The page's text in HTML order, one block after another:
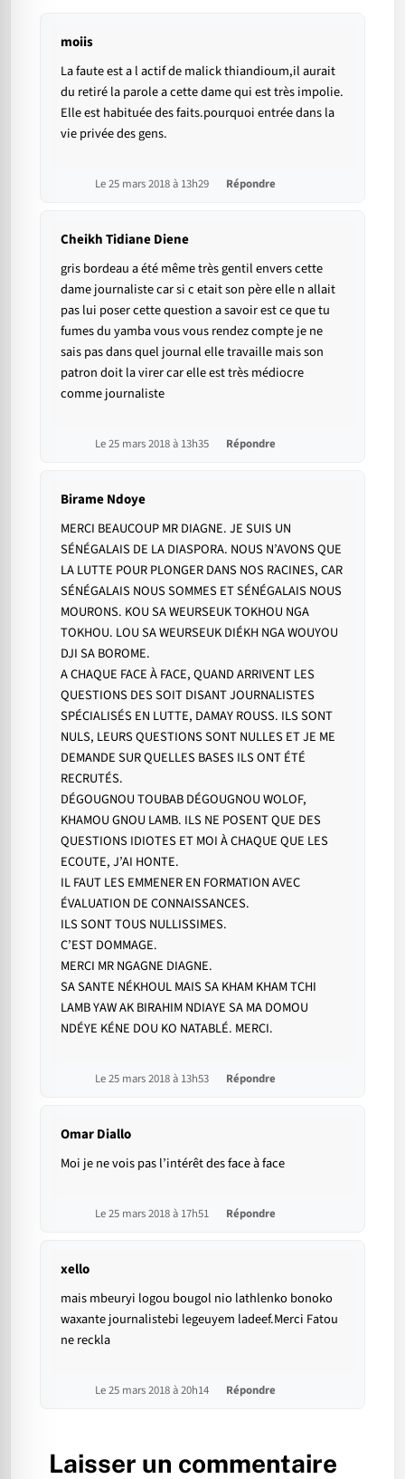
moiis
La faute est a l actif de malick thiandioum,il aurait
du retiré la parole a cette dame qui est très impolie.
Elle est habituée des faits.pourquoi entrée dans la
vie privée des gens.
Le 25 mars 2018 à 13h29 Répondre
Cheikh Tidiane Diene
gris bordeau a été même très gentil envers cette
dame journaliste car si c etait son père elle n allait
pas lui poser cette question a savoir est ce que tu
fumes du yamba vous vous rendez compte je ne
sais pas dans quel journal elle travaille mais son
patron doit la virer car elle est très médiocre
comme journaliste
Le 25 mars 2018 à 13h35 Répondre
Birame Ndoye
MERCI BEAUCOUP MR DIAGNE. JE SUIS UN
SÉNÉGALAIS DE LA DIASPORA. NOUS N’AVONS QUE
LA LUTTE POUR PLONGER DANS NOS RACINES, CAR
SÉNÉGALAIS NOUS SOMMES ET SÉNÉGALAIS NOUS
MOURONS. KOU SA WEURSEUK TOKHOU NGA
TOKHOU. LOU SA WEURSEUK DIÉKH NGA WOUYOU
DJI SA BOROME.
A CHAQUE FACE À FACE, QUAND ARRIVENT LES
QUESTIONS DES SOIT DISANT JOURNALISTES
SPÉCIALISÉS EN LUTTE, DAMAY ROUSS. ILS SONT
NULS, LEURS QUESTIONS SONT NULLES ET JE ME
DEMANDE SUR QUELLES BASES ILS ONT ÉTÉ
RECRUTÉS.
DÉGOUGNOU TOUBAB DÉGOUGNOU WOLOF,
KHAMOU GNOU LAMB. ILS NE POSENT QUE DES
QUESTIONS IDIOTES ET MOI À CHAQUE QUE LES
ECOUTE, J’AI HONTE.
IL FAUT LES EMMENER EN FORMATION AVEC
ÉVALUATION DE CONNAISSANCES.
ILS SONT TOUS NULLISSIMES.
C’EST DOMMAGE.
MERCI MR NGAGNE DIAGNE.
SA SANTE NÉKHOUL MAIS SA KHAM KHAM TCHI
LAMB YAW AK BIRAHIM NDIAYE SA MA DOMOU
NDÉYE KÉNE DOU KO NATABLÉ. MERCI.
Le 25 mars 2018 à 13h53 Répondre
Omar Diallo
Moi je ne vois pas l’intérêt des face à face
Le 25 mars 2018 à 17h51 Répondre
xello
mais mbeuryi logou bougol nio lathlenko bonoko
waxante journalistebi legeuyem ladeef.Merci Fatou
ne reckla
Le 25 mars 2018 à 20h14 Répondre
Laisser un commentaire